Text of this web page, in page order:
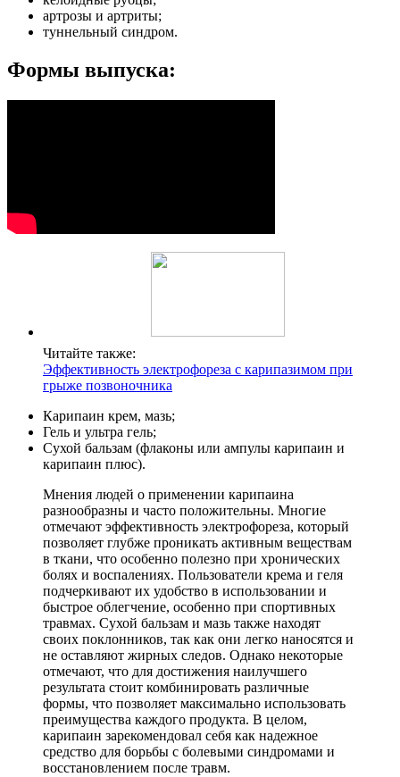
артрозы и артриты;
туннельный синдром.
Формы выпуска:
Читайте также:
Эффективность электрофореза с карипазимом при
грыже позвоночника
Карипаин крем, мазь;
Гель и ультра гель;
Сухой бальзам (флаконы или ампулы карипаин и
карипаин плюс).
Мнения людей о применении карипаина
разнообразны и часто положительны. Многие
отмечают эффективность электрофореза, который
позволяет глубже проникать активным веществам
в ткани, что особенно полезно при хронических
болях и воспалениях. Пользователи крема и геля
подчеркивают их удобство в использовании и
быстрое облегчение, особенно при спортивных
травмах. Сухой бальзам и мазь также находят
своих поклонников, так как они легко наносятся и
не оставляют жирных следов. Однако некоторые
отмечают, что для достижения наилучшего
результата стоит комбинировать различные
формы, что позволяет максимально использовать
преимущества каждого продукта. В целом,
карипаин зарекомендовал себя как надежное
средство для борьбы с болевыми синдромами и
восстановлением после травм.